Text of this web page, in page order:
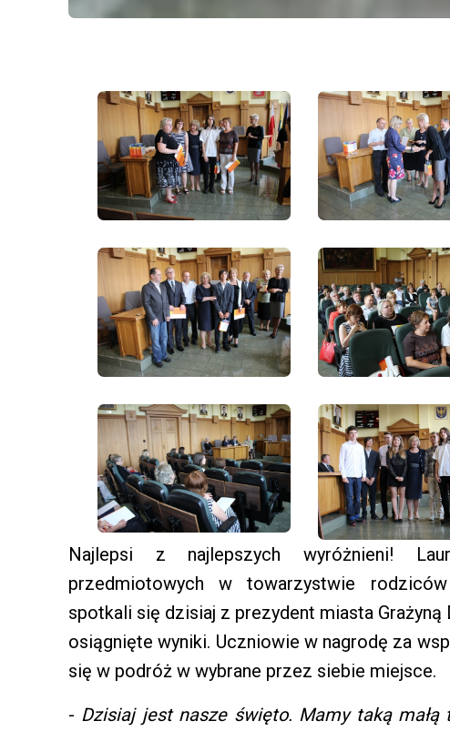
Najlepsi z najlepszych wyróżnieni!
przedmiotowych w towarzystwie
spotkali się dzisiaj z prezydent miasta
osiągnięte wyniki. Uczniowie w nagrodę za
się w podróż w wybrane przez siebie miejsce.
- Dzisiaj jest nasze święto. Mamy taką